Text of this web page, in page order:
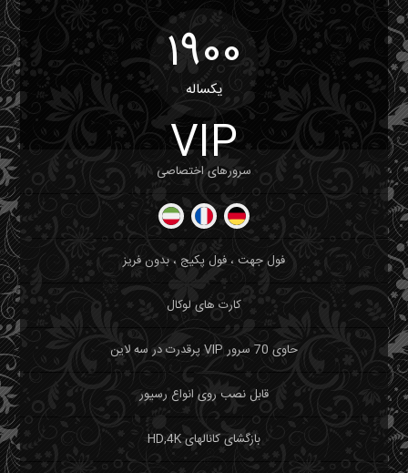
1900
VIP
یکساله
سرورهای اختصاصی
فول جهت ، فول پکیج ، بدون فریز
کارت های لوکال
حاوی 70 سرور VIP پرقدرت در سه لاین
قابل نصب روی انواع رسیور
بازگشای کانالهای HD,4K